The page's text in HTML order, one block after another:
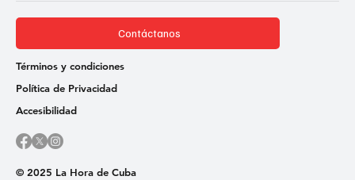
© 2025 La Hora de Cuba
Contáctanos
Términos y condiciones
Política de Privacidad
Accesibilidad